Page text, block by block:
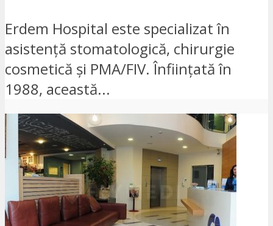
Erdem Hospital este specializat în
asistență stomatologică, chirurgie
cosmetică și PMA/FIV. Înființată în
1988, această...